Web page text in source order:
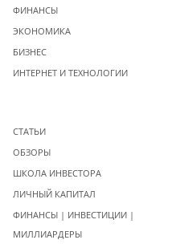
ФИНАНСЫ
ЭКОНОМИКА
БИЗНЕС
ИНТЕРНЕТ И ТЕХНОЛОГИИ
СТАТЬИ
ОБЗОРЫ
ШКОЛА ИНВЕСТОРА
ЛИЧНЫЙ КАПИТАЛ
ФИНАНСЫ | ИНВЕСТИЦИИ |
МИЛЛИАРДЕРЫ